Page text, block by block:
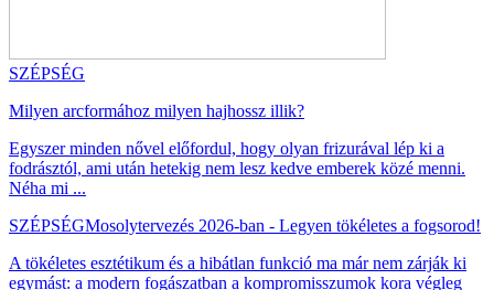
SZÉPSÉG
Milyen arcformához milyen hajhossz illik?
Egyszer minden nővel előfordul, hogy olyan frizurával lép ki a
fodrásztól, ami után hetekig nem lesz kedve emberek közé menni.
Néha mi ...
SZÉPSÉGMosolytervezés 2026-ban - Legyen tökéletes a fogsorod!
A tökéletes esztétikum és a hibátlan funkció ma már nem zárják ki
egymást: a modern fogászatban a kompromisszumok kora végleg